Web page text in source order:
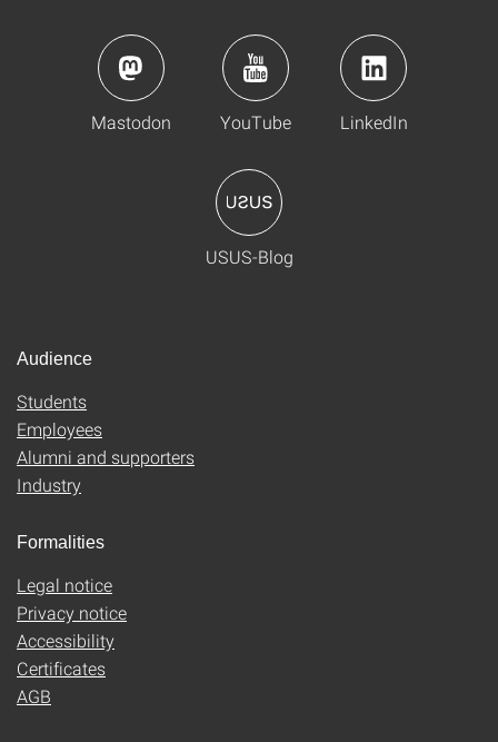
Mastodon YouTube LinkedIn
USUS-Blog
Audience
Students
Employees
Alumni and supporters
Industry
Formalities
Legal notice
Privacy notice
Accessibility
Certificates
AGB